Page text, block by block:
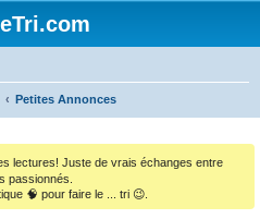
Petites Annonces
lectures! Juste de vrais échanges entre
passionnés.
🧠 pour faire le ... tri 😉.